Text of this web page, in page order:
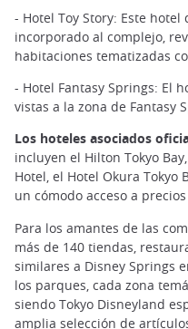
- Hotel Toy Story: Este
incorporado al complejo,
habitaciones tematizadas
- Hotel Fantasy Springs: El
vistas a la zona de Fantasy
Los hoteles asociados
incluyen el Hilton Tokyo
Hotel, el Hotel Okura Tokyo
un cómodo acceso a
Para los amantes de las
más de 140 tiendas,
similares a Disney Springs
los parques, cada zona
siendo Tokyo Disneyland
amplia selección de